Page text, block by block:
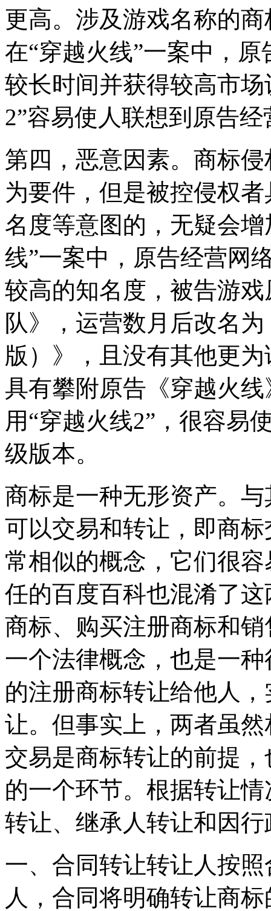
更高。涉及游戏名称的
在“穿越火线”一案中，
较长时间并获得较高市
2”容易使人联想到原告
第四，恶意因素。商标
为要件，但是被控侵权
名度等意图的，无疑会
线”一案中，原告经营网
较高的知名度，被告游
队》，运营数月后改名
版）》，且没有其他更
具有攀附原告《穿越火
用“穿越火线2”，很容易
级版本。
商标是一种无形资产。
可以交易和转让，即商
常相似的概念，它们很
任的百度百科也混淆了
商标、购买注册商标和
一个法律概念，也是一
的注册商标转让给他人
让。但事实上，两者虽
交易是商标转让的前提
的一个环节。根据转让
转让、继承人转让和因
一、合同转让转让人按
人，合同将明确转让商